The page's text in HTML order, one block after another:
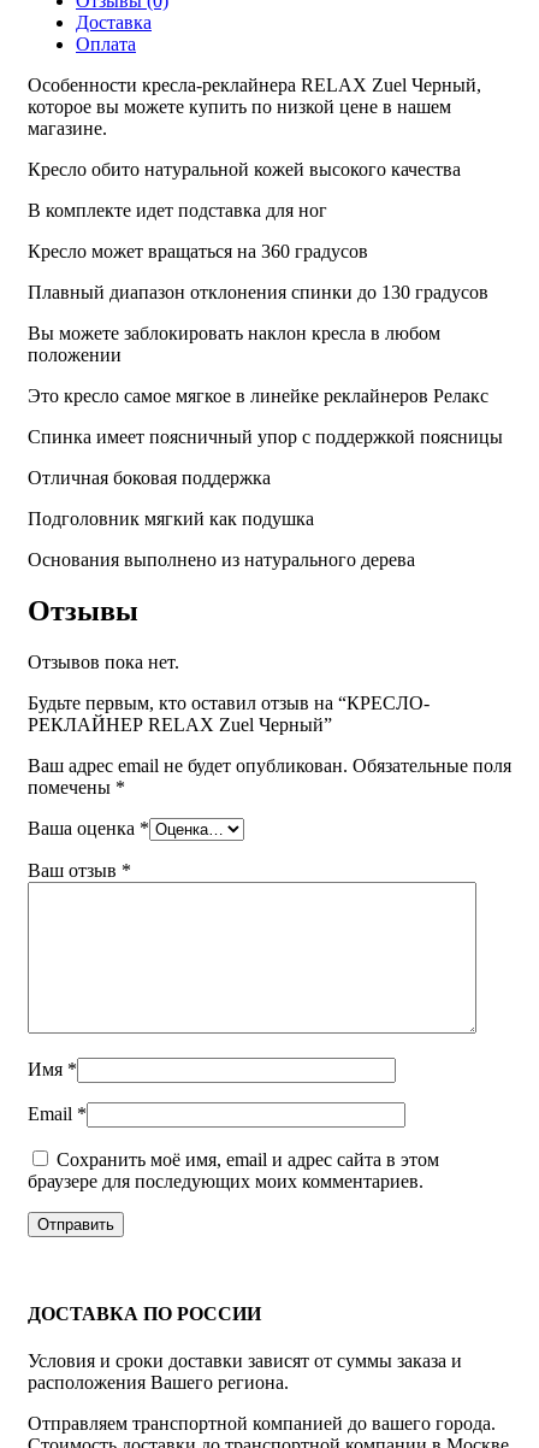
Доставка
Оплата
Особенности кресла-реклайнера RELAX Zuel Черный,
которое вы можете купить по низкой цене в нашем
магазине.
Кресло обито натуральной кожей высокого качества
В комплекте идет подставка для ног
Кресло может вращаться на 360 градусов
Плавный диапазон отклонения спинки до 130 градусов
Вы можете заблокировать наклон кресла в любом
положении
Это кресло самое мягкое в линейке реклайнеров Релакс
Спинка имеет поясничный упор с поддержкой поясницы
Отличная боковая поддержка
Подголовник мягкий как подушка
Основания выполнено из натурального дерева
Отзывы
Отзывов пока нет.
Будьте первым, кто оставил отзыв на “КРЕСЛО-
РЕКЛАЙНЕР RELAX Zuel Черный”
Ваш адрес email не будет опубликован. Обязательные поля
помечены *
Ваша оценка *
Ваш отзыв *
Имя *
Email *
Сохранить моё имя, email и адрес сайта в этом
браузере для последующих моих комментариев.
ДОСТАВКА ПО РОССИИ
Условия и сроки доставки зависят от суммы заказа и
расположения Вашего региона.
Отправляем транспортной компанией до вашего города.